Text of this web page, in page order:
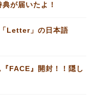
が届いたよ！
Letter」の日本語
FACE』開封！！隠し